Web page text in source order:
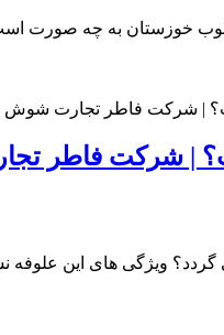
خوزستان به چه صورت
| شرکت فاطر
گردد؟ ویژگی های این